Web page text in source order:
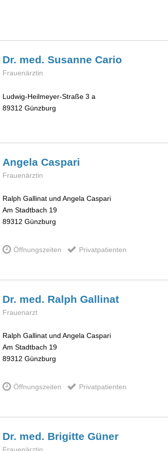
Dr. med. Susanne Cario
Frauenärztin
Ludwig-Heilmeyer-Straße 3 a
89312 Günzburg
Angela Caspari
Frauenärztin
Ralph Gallinat und Angela Caspari
Am Stadtbach 19
89312 Günzburg
Öffnungszeiten Privatpatienten
Dr. med. Ralph Gallinat
Frauenarzt
Ralph Gallinat und Angela Caspari
Am Stadtbach 19
89312 Günzburg
Öffnungszeiten Privatpatienten
Dr. med. Brigitte Güner
Frauenärztin